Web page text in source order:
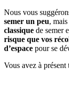
Nous vous
semer un peu,
classique de semer
risque que vos
d’espace pour se
Vous avez à